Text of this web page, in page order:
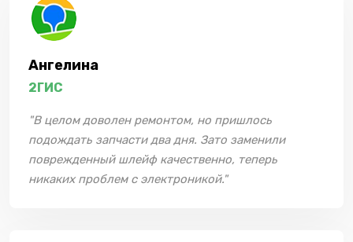
Ангелина
2ГИС
"В целом доволен ремонтом, но пришлось
подождать запчасти два дня. Зато заменили
поврежденный шлейф качественно, теперь
никаких проблем с электроникой."